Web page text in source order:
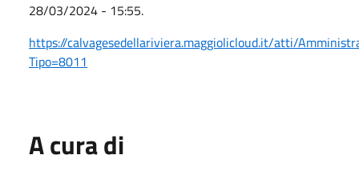
28/03/2024 - 15:55.
https://calvagesedellariviera.maggiolicloud.it/atti/
Tipo=8011
A cura di